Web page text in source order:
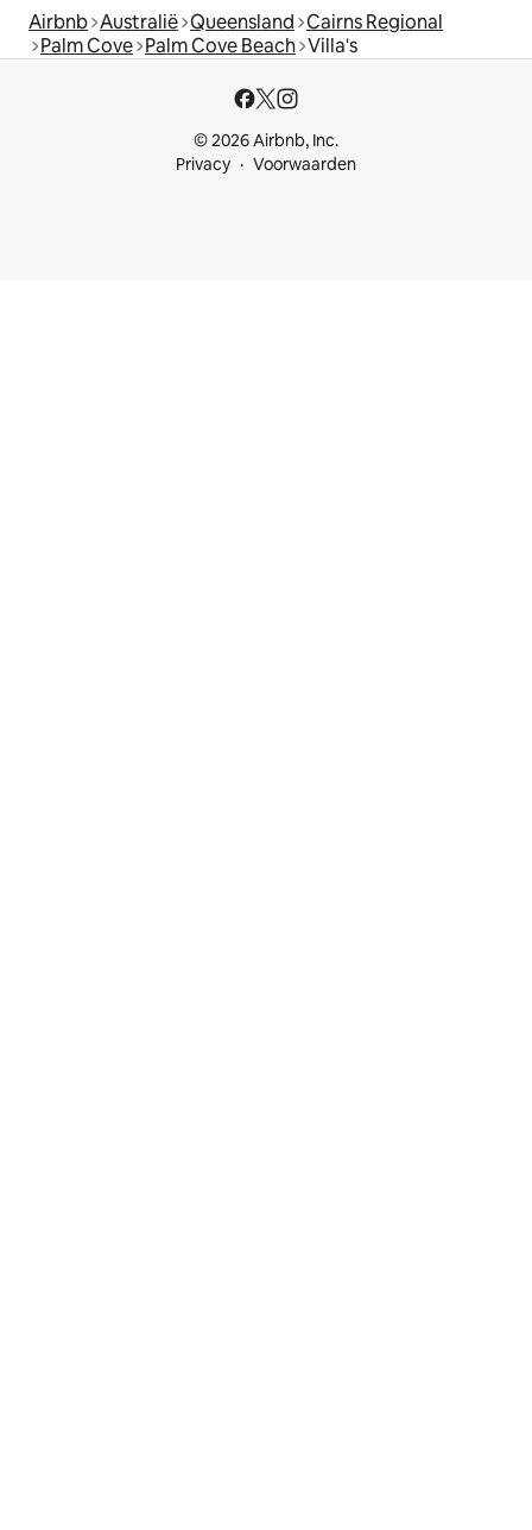
Airbnb Australië Queensland Cairns Regional
Palm Cove Palm Cove Beach Villa's
© 2026 Airbnb, Inc.
Privacy
Voorwaarden